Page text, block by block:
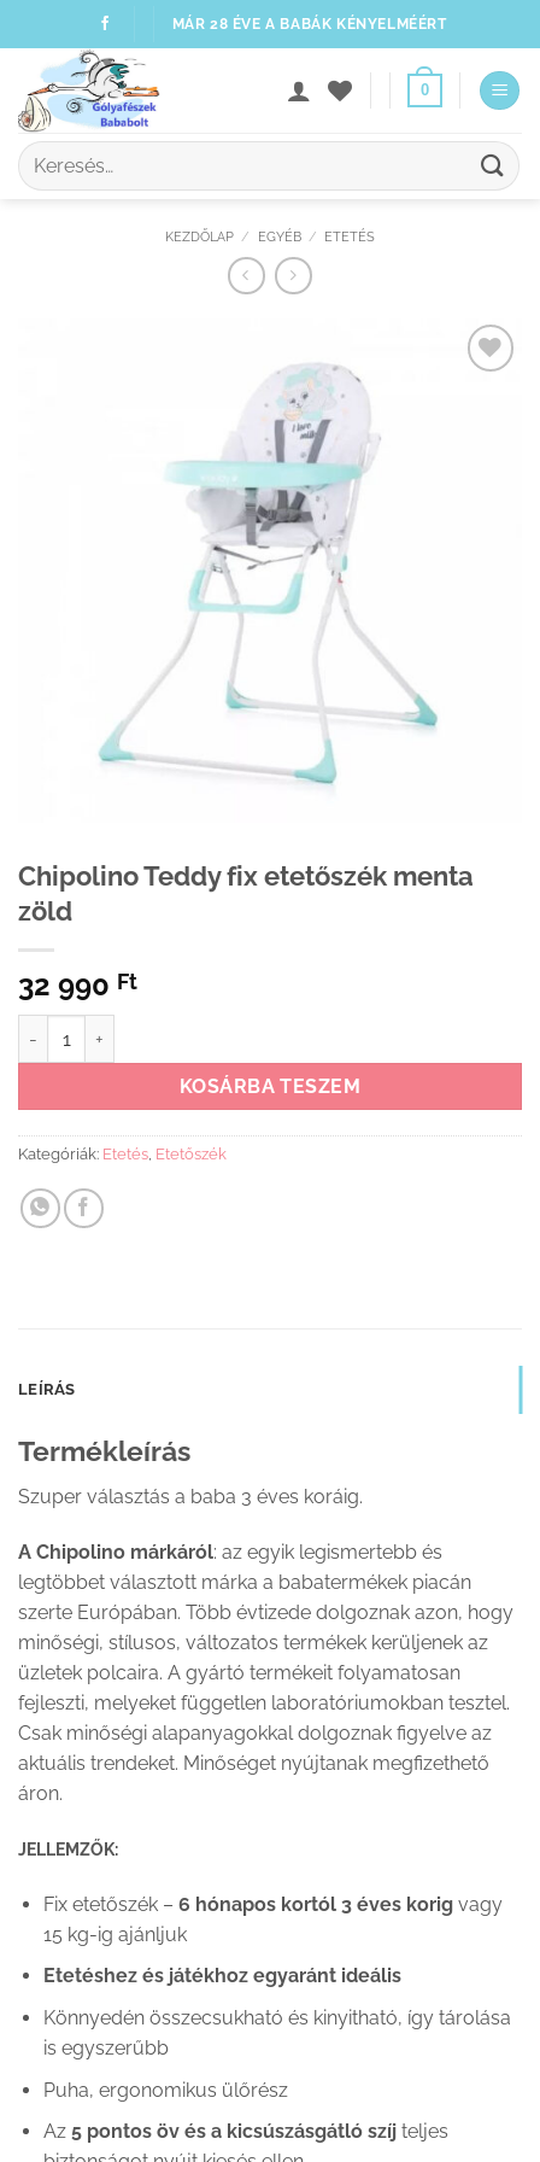
to
content
MÁR 28 ÉVE A BABÁK KÉNYELMÉÉRT
0
Keresés
a
KEZDŐLAP / EGYÉB / ETETÉS
Chipolino Teddy fix etetőszék menta
zöld
32 990 Ft
KOSÁRBA TESZEM
Kategóriák: Etetés Etetőszék
LEÍRÁS
Termékleírás
Szuper választás a baba 3 éves koráig.
A Chipolino márkáról: az egyik legismertebb és
legtöbbet választott márka a babatermékek piacán
szerte Európában. Több évtizede dolgoznak azon, hogy
minőségi, stílusos, változatos termékek kerüljenek az
üzletek polcaira. A gyártó termékeit folyamatosan
fejleszti, melyeket független laboratóriumokban tesztel.
Csak minőségi alapanyagokkal dolgoznak figyelve az
aktuális trendeket. Minőséget nyújtanak megfizethető
áron.
JELLEMZŐK:
Fix etetőszék – 6 hónapos kortól 3 éves korigvagy
15 kg-ig ajánljuk
Etetéshez és játékhoz egyaránt ideális
Könnyedén összecsukható és kinyitható, így tárolása
is egyszerűbb
Puha, ergonomikus ülőrész
Az5 pontos öv és a kicsúszásgátló szíjteljes